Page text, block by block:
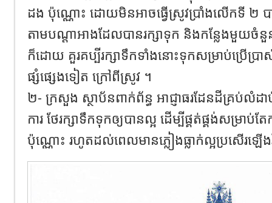
ដង ប៉ុណ្ណោះ ដោយមិនអាចធ្វើស្រូវប្រាំងលើកទី ២ ប
តាមបណ្តាអាងដែលបានរក្សាទុក និងកន្លែងមួយចំ
ក៏ដោយ គួរគប្បីរក្សាទឹកទាំងនោះទុកសម្រាប់ប្រើប្រា
ផ្សំផ្សេងទៀត ក្រៅពីស្រូវ ។
២- ក្រសួង ស្ថាប័នពាក់ព័ន្ធ អាជ្ញាធរដែនដីគ្រប់លំដា
ការ ថែរក្សាទឹកទុកឲ្យបានល្អ ដើម្បីផ្គត់ផ្គង់សម្រាប់តែក
ប៉ុណ្ណោះ រហូតដល់ពេលមានភ្លៀងធ្លាក់ល្អប្រសើរឡ